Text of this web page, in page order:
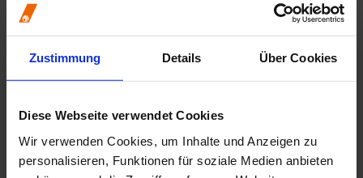
Zustimmung Details Über Cookies
Diese Webseite verwendet Cookies
Wir verwenden Cookies, um Inhalte und Anzeigen zu
personalisieren, Funktionen für soziale Medien anbieten
Patienten
Zahnärztlicher Notdienst
Zahnarztsuche
Gesund im Mund – bei Handicap und
Pflegebedarf
Karies & Parodontitis
Prophylaxe & Vorsorge